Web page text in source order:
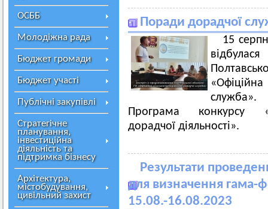
ОСББ
Молодіжна рада
Бюджет громади
Бюджет участі
Публічні закупівлі
Стратегічне
планування,
інвестиційна
діяльність та
підтримка бізнесу
Архітектура,
містобудування,
цивільний захист
Поради дорадчої
15
Програма конкурсу
дорадчої діяльності».
Результати
для визначення гама-
15.08.-16.08.2023